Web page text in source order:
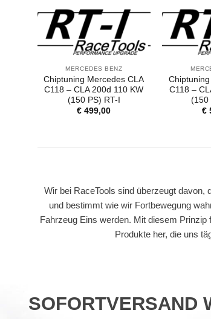
MERCEDES BENZ
Chiptuning Mercedes CLA
C118 – CLA 200d 110 KW
(150 PS) RT-I
€ 499,00
C118 –
(150
€
Wir bei RaceTools sind überzeugt
und bestimmt wie wir Fortbewegung
Fahrzeug Eins werden. Mit diesem
Produkte her, die uns
SOFORTVERSAND